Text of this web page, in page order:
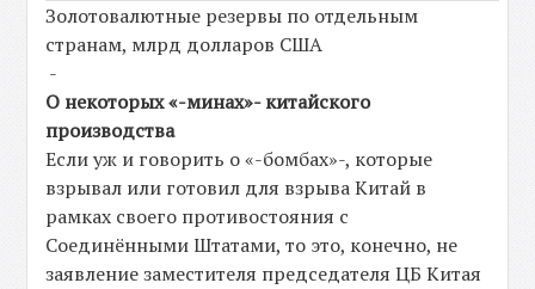
Золотовалютные резервы по отдельным
странам, млрд долларов США
-
О некоторых «-минах»- китайского
производства
Если уж и говорить о «-бомбах»-, которые
взрывал или готовил для взрыва Китай в
рамках своего противостояния с
Соединёнными Штатами, то это, конечно, не
заявление заместителя председателя ЦБ Китая